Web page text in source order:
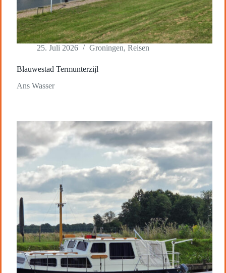
25. Juli 2026 Groningen, Reisen
Blauwestad Termunterzijl
Ans Wasser